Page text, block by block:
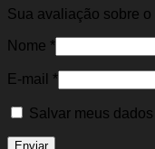
Sua avaliação sobre o
Nome *
E-mail *
Salvar meus